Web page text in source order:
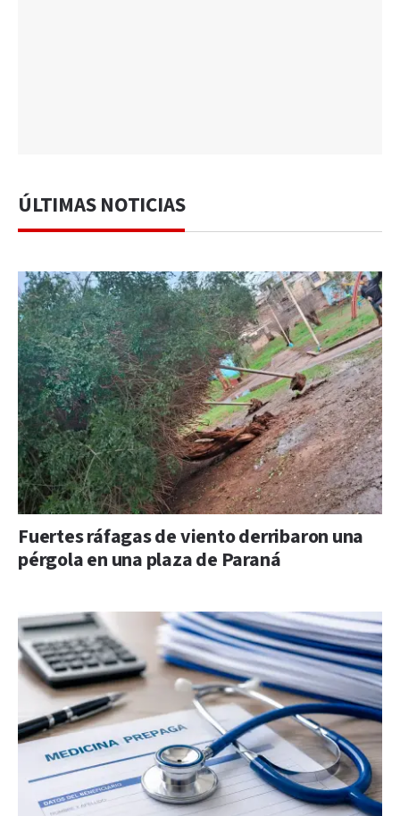
ÚLTIMAS NOTICIAS
Fuertes ráfagas de viento derribaron una
pérgola en una plaza de Paraná